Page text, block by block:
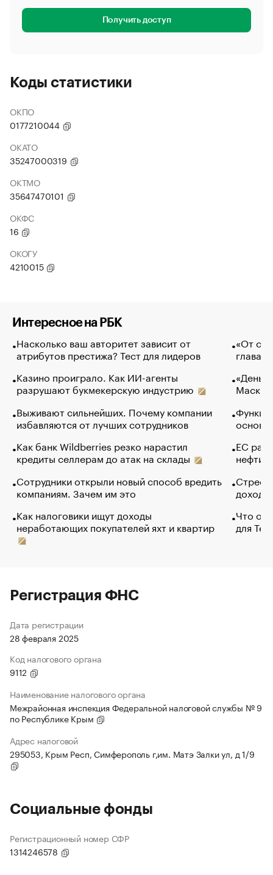
Получить доступ
Коды статистики
ОКПО
0177210044
ОКАТО
35247000319
ОКТМО
35647470101
ОКФС
16
ОКОГУ
4210015
Интересное на РБК
Насколько ваш авторитет зависит от
атрибутов престижа? Тест для лидеров
Казино проиграло. Как ИИ-агенты
разрушают букмекерскую индустрию
Выживают сильнейших. Почему компании
избавляются от лучших сотрудников
Как банк Wildberries резко нарастил
кредиты селлерам до атак на склады
Сотрудники открыли новый способ вредить
компаниям. Зачем им это
Как налоговики ищут доходы
неработающих покупателей яхт и квартир
«От
глава
Маск в
основ
ЕС
нефти
Что
для
Регистрация ФНС
Дата регистрации
28 февраля 2025
Код налогового органа
9112
Наименование налогового органа
Межрайонная инспекция Федеральной налоговой службы № 9
по Республике Крым
Адрес налоговой
295053, Крым Респ, Симферополь г,им. Матэ Залки ул, д 1/9
Социальные фонды
Регистрационный номер СФР
1314246578